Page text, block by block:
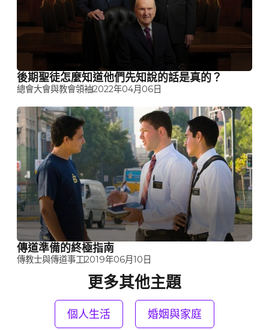
後期聖徒怎麼知道他們先知說的話是真的？
總會大會與教會領袖2022年04月06日
傳道準備的終極指南
傳教士與傳道事工2019年06月10日
更多其他主題
個人生活 婚姻與家庭